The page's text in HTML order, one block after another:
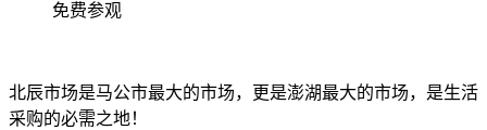
免费参观
北辰市场是马公市最大的市场，更是澎湖最大的市场，是生活
采购的必需之地！